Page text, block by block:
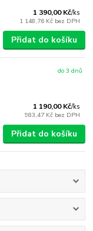
1 390,00 Kč/ks
1 148,76 Kč bez DPH
Přidat do košíku
1 190,00 Kč/ks
983,47 Kč bez DPH
do 3 dnů
Přidat do košíku